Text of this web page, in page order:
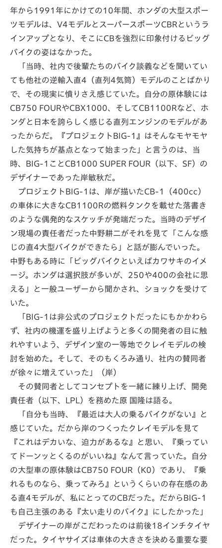
年から1991年にかけての10年間、ホンダの大型スポー
ツモデルは、V4モデルとスーパースポーツCBRというラ
インアップとなり、そこにCBを強烈に印象付けるビッグ
バイクの姿はなかった。
「当時、社内で後輩たちのバイク談義などを聞いてい
ても他社の逆輸入直4（直列4気筒）モデルのことばかり
で、その現実に憤りさえ感じていた。自分の原体験には
CB750 FOURやCBX1000、そしてCB1100Rなど、ホ
ンダと日本を誇らしく感じる直列エンジンのモデルがあ
ったからだ。『プロジェクトBIG-1』はそんなモヤモヤ
した気持ちが基点となって始まった」と言うのは、当
時、BIG-1ことCB1000 SUPER FOUR（以下、SF）の
デザイナーであった岸敏秋だ。
プロジェクトBIG-1は、岸が描いたCB-1（400cc）
の車体に大きなCB1100Rの燃料タンクを載せた落書き
のような偶発的なスケッチが発端だった。当時のデザイ
ン現場の責任者だった中野耕二がそれを見て「こんな感
じの直4大型バイクができたら」と話が膨んでいった。
中野もある時に「ビッグバイクといえばカワサキのイメ
ージ。ホンダは選択肢が多いが、250や400の会社に思
える」と一般ユーザーから聞かされ、ショックを受けて
いた。
「BIG-1は非公式のプロジェクトだったにもかかわら
ず、社内の機運を盛り上げようと多くの開発者の目に触
れやすいよう、デザイン室の一等地でクレイモデルの検
討を始めた。そして、そのもくろみ通り、社内の賛同者
が徐々に増えていった」（岸）
その賛同者としてコンセプトを一緒に練り上げ、開発
責任者（以下、LPL）を務めた原 国隆は語る。
「自分も当時、『最近は大人の乗るバイクがない』と
感じていた。だから岸のつくったクレイモデルを見て
『これはデカいな、迫力があるな』と思い、『乗ってい
てドーンッとくるのがいいね』なんて言っていた。自分
の大型車の原体験はCB750 FOUR（K0）であり、『乗
れるものなら、乗ってみろ』というくらいの存在感のあ
る直4モデルが、私にとってのCBだった。だからBIG-1
も自己主張のある『太い走りのバイク』にしたかった」
デザイナーの岸がこだわったのは前後18インチタイヤ
だった。タイヤサイズは車体の大きさを決める重要な要